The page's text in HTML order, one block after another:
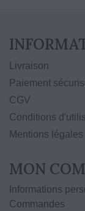
Livraison
Paiement
CGV
Conditions
Mentions légales
MON
Informations
Commandes